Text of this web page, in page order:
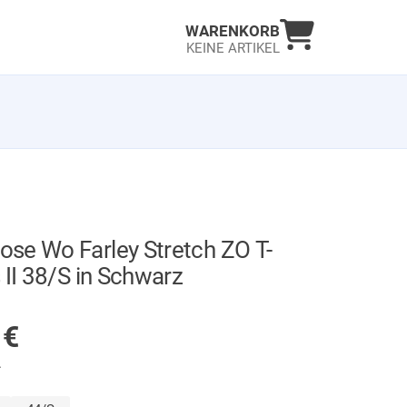
WARENKORB
KEINE ARTIKEL
Warenkorb
Wo Farley Stretch ZO T-
38/S in Schwarz
€